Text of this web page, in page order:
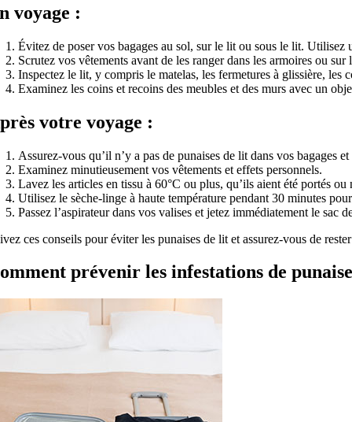
voyage :
Évitez de poser vos bagages au sol, sur le lit ou sous le lit. Utilisez
Scrutez vos vêtements avant de les ranger dans les armoires ou sur
Inspectez le lit, y compris le matelas, les fermetures à glissière, les
Examinez les coins et recoins des meubles et des murs avec un
votre voyage :
Assurez-vous qu’il n’y a pas de punaises de lit dans vos bagages
Examinez minutieusement vos vêtements et effets personnels.
Lavez les articles en tissu à 60°C ou plus, qu’ils aient été portés ou
Utilisez le sèche-linge à haute température pendant 30 minutes
Passez l’aspirateur dans vos valises et jetez immédiatement le sac
ces conseils pour éviter les punaises de lit et assurez-vous de
prévenir les infestations de